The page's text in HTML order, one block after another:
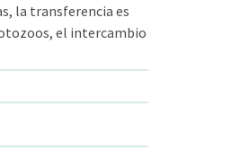
la transferencia es
el intercambio